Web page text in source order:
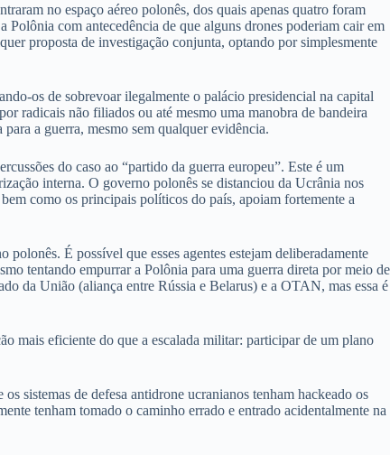
no espaço aéreo polonês, dos quais apenas quatro foram
com antecedência de que alguns drones poderiam cair em
proposta de investigação conjunta, optando por simplesmente
os de sobrevoar ilegalmente o palácio presidencial na capital
radicais não filiados ou até mesmo uma manobra de bandeira
a guerra, mesmo sem qualquer evidência.
do caso ao “partido da guerra europeu”. Este é um
interna. O governo polonês se distanciou da Ucrânia nos
como os principais políticos do país, apoiam fortemente a
É possível que esses agentes estejam deliberadamente
tentando empurrar a Polônia para uma guerra direta por meio de
da União (aliança entre Rússia e Belarus) e a OTAN, mas essa é
mais eficiente do que a escalada militar: participar de um plano
sistemas de defesa antidrone ucranianos tenham hackeado os
tenham tomado o caminho errado e entrado acidentalmente na